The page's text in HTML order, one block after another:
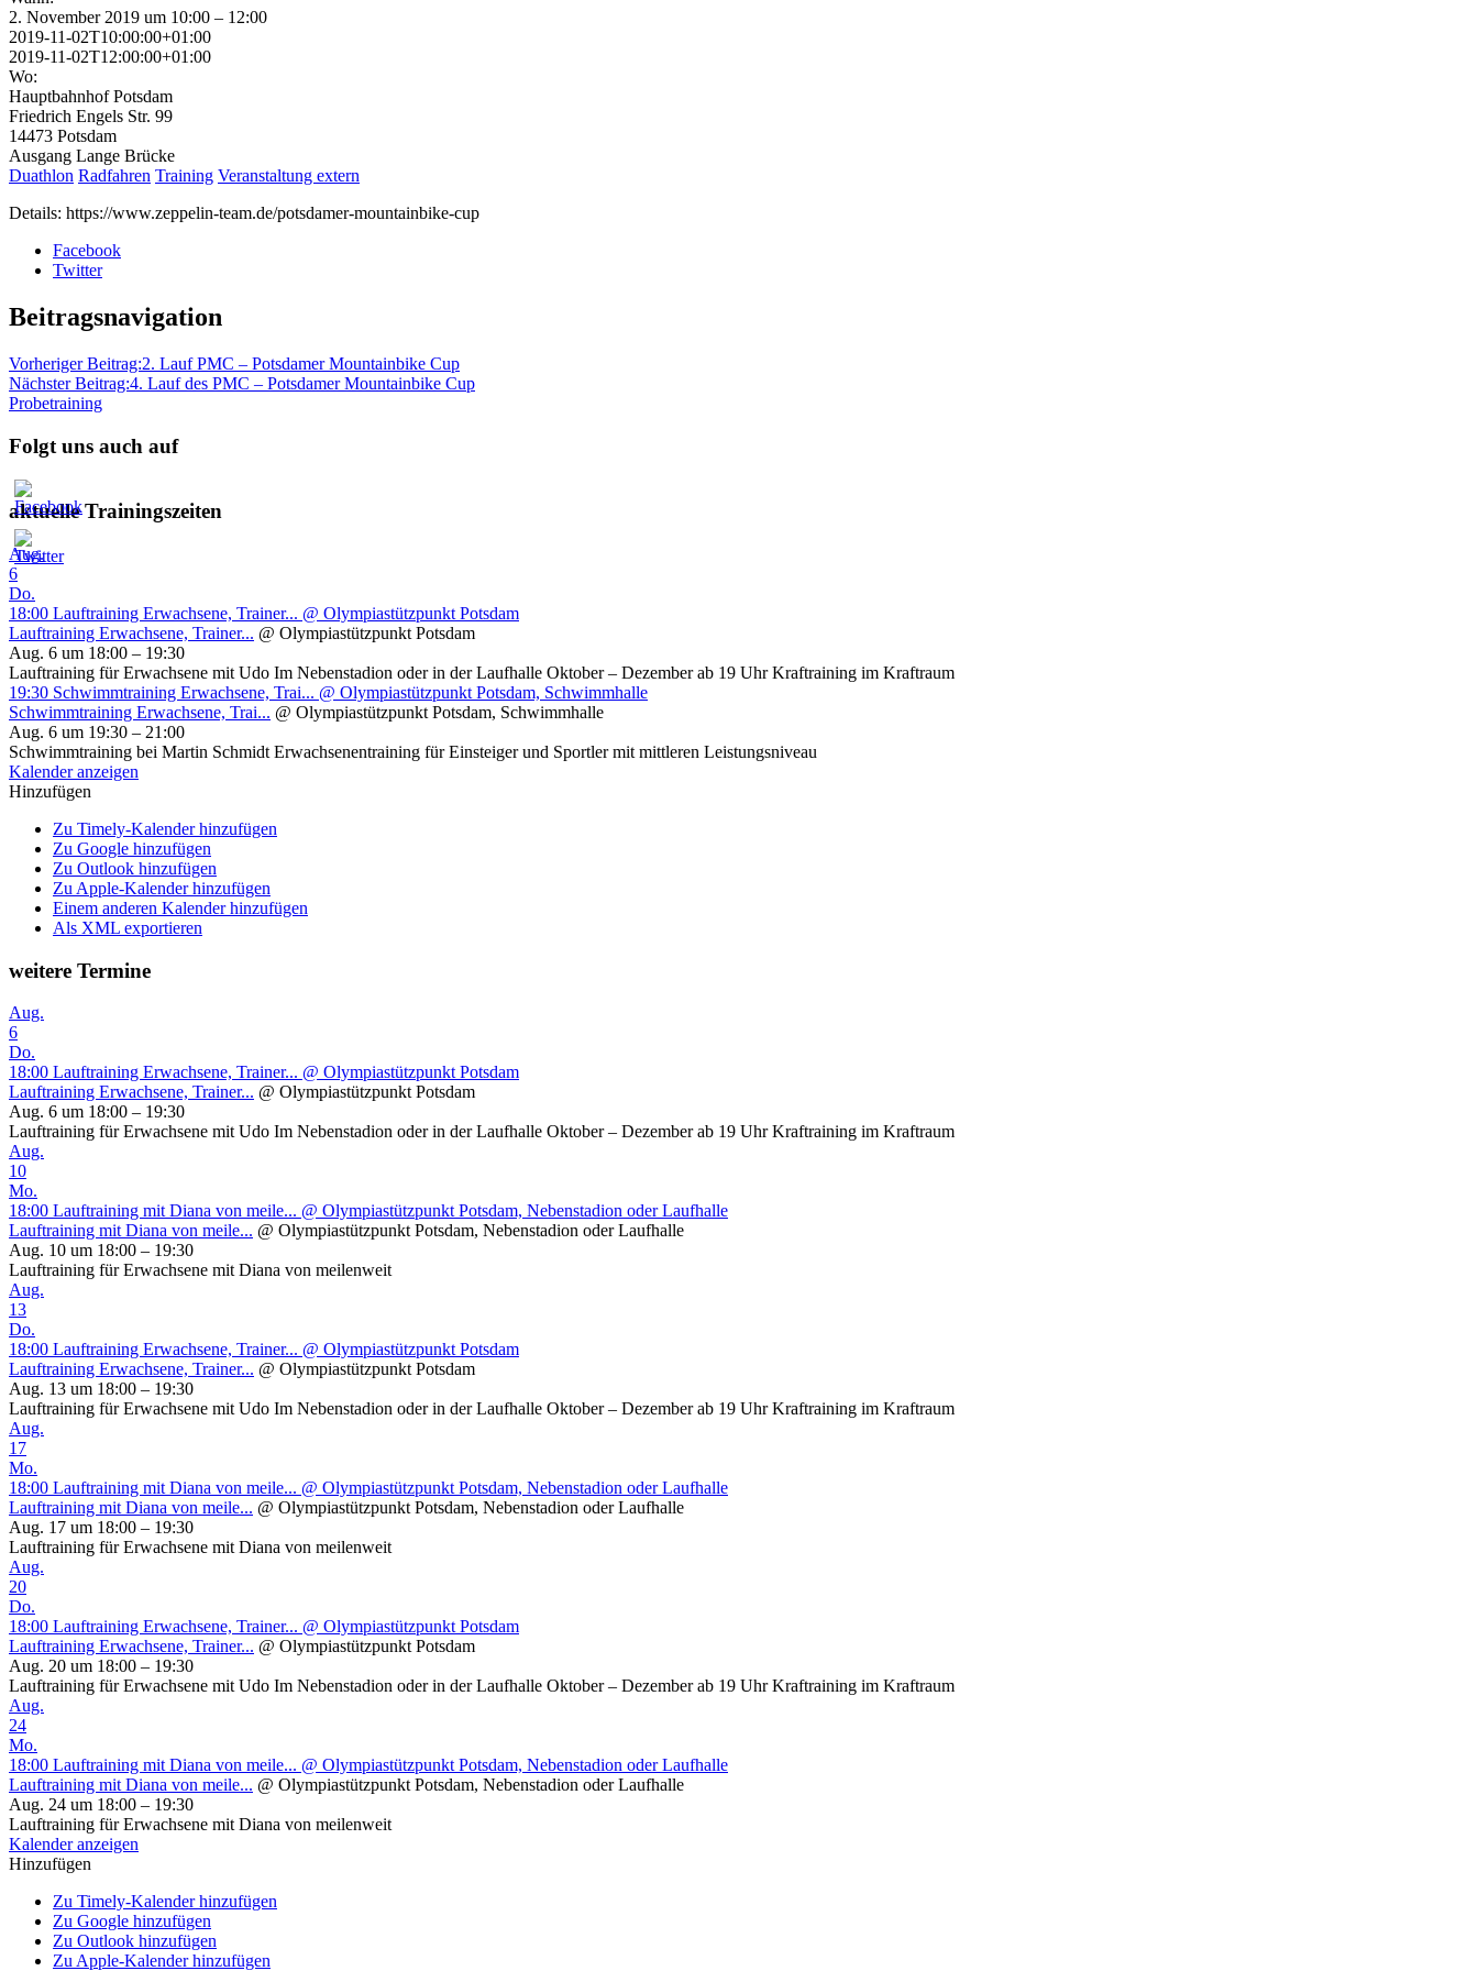
2. November 2019 um 10:00 – 12:00
2019-11-02T10:00:00+01:00
2019-11-02T12:00:00+01:00
Wo:
Hauptbahnhof Potsdam
Friedrich Engels Str. 99
14473 Potsdam
Ausgang Lange Brücke
Duathlon Radfahren Training Veranstaltung extern
Details: https://www.zeppelin-team.de/potsdamer-mountainbike-cup
Facebook
Twitter
Beitragsnavigation
Vorheriger Beitrag:2. Lauf PMC – Potsdamer Mountainbike Cup
Nächster Beitrag:4. Lauf des PMC – Potsdamer Mountainbike Cup
Probetraining
Folgt uns auch auf
aktuelle Trainingszeiten
Aug.
6
Do.
18:00 Lauftraining Erwachsene, Trainer... @ Olympiastützpunkt Potsdam
Lauftraining Erwachsene, Trainer... @ Olympiastützpunkt Potsdam
Aug. 6 um 18:00 – 19:30
Lauftraining für Erwachsene mit Udo Im Nebenstadion oder in der Laufhalle Oktober – Dezember ab 19 Uhr Kraftraining im Kraftraum
19:30 Schwimmtraining Erwachsene, Trai... @ Olympiastützpunkt Potsdam, Schwimmhalle
Schwimmtraining Erwachsene, Trai... @ Olympiastützpunkt Potsdam, Schwimmhalle
Aug. 6 um 19:30 – 21:00
Schwimmtraining bei Martin Schmidt Erwachsenentraining für Einsteiger und Sportler mit mittleren Leistungsniveau
Kalender anzeigen
Hinzufügen
Zu Timely-Kalender hinzufügen
Zu Google hinzufügen
Zu Outlook hinzufügen
Zu Apple-Kalender hinzufügen
Einem anderen Kalender hinzufügen
Als XML exportieren
weitere Termine
Aug.
6
Do.
18:00 Lauftraining Erwachsene, Trainer... @ Olympiastützpunkt Potsdam
Lauftraining Erwachsene, Trainer... @ Olympiastützpunkt Potsdam
Aug. 6 um 18:00 – 19:30
Lauftraining für Erwachsene mit Udo Im Nebenstadion oder in der Laufhalle Oktober – Dezember ab 19 Uhr Kraftraining im Kraftraum
Aug.
10
Mo.
18:00 Lauftraining mit Diana von meile... @ Olympiastützpunkt Potsdam, Nebenstadion oder Laufhalle
Lauftraining mit Diana von meile... @ Olympiastützpunkt Potsdam, Nebenstadion oder Laufhalle
Aug. 10 um 18:00 – 19:30
Lauftraining für Erwachsene mit Diana von meilenweit
Aug.
13
Do.
18:00 Lauftraining Erwachsene, Trainer... @ Olympiastützpunkt Potsdam
Lauftraining Erwachsene, Trainer... @ Olympiastützpunkt Potsdam
Aug. 13 um 18:00 – 19:30
Lauftraining für Erwachsene mit Udo Im Nebenstadion oder in der Laufhalle Oktober – Dezember ab 19 Uhr Kraftraining im Kraftraum
Aug.
17
Mo.
18:00 Lauftraining mit Diana von meile... @ Olympiastützpunkt Potsdam, Nebenstadion oder Laufhalle
Lauftraining mit Diana von meile... @ Olympiastützpunkt Potsdam, Nebenstadion oder Laufhalle
Aug. 17 um 18:00 – 19:30
Lauftraining für Erwachsene mit Diana von meilenweit
Aug.
20
Do.
18:00 Lauftraining Erwachsene, Trainer... @ Olympiastützpunkt Potsdam
Lauftraining Erwachsene, Trainer... @ Olympiastützpunkt Potsdam
Aug. 20 um 18:00 – 19:30
Lauftraining für Erwachsene mit Udo Im Nebenstadion oder in der Laufhalle Oktober – Dezember ab 19 Uhr Kraftraining im Kraftraum
Aug.
24
Mo.
18:00 Lauftraining mit Diana von meile... @ Olympiastützpunkt Potsdam, Nebenstadion oder Laufhalle
Lauftraining mit Diana von meile... @ Olympiastützpunkt Potsdam, Nebenstadion oder Laufhalle
Aug. 24 um 18:00 – 19:30
Lauftraining für Erwachsene mit Diana von meilenweit
Kalender anzeigen
Hinzufügen
Zu Timely-Kalender hinzufügen
Zu Google hinzufügen
Zu Outlook hinzufügen
Zu Apple-Kalender hinzufügen